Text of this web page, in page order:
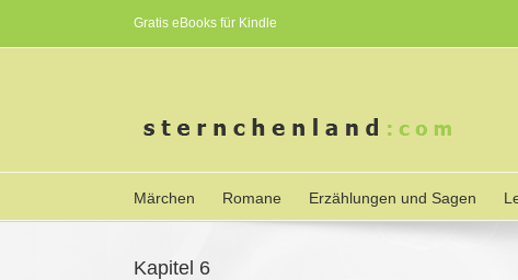
Gratis eBooks für Kindle
Märchen Romane Erzählungen und Sagen
Kapitel 6